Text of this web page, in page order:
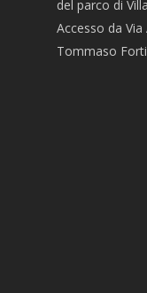
del parco di
Accesso da
Tommaso